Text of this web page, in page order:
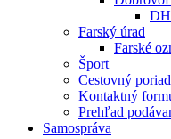
Farský úrad
Farské
Šport
Cestovný
Kontaktný
Prehľad
Samospráva